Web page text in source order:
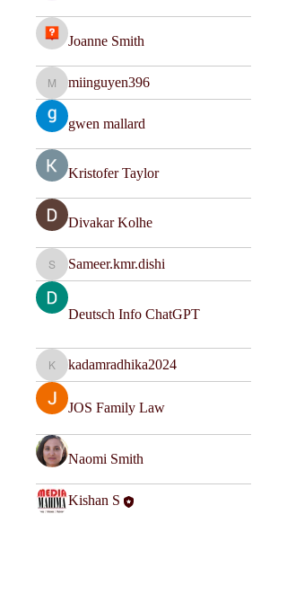
Joanne Smith
miinguyen396
miinguyen396
gwen mallard
Kristofer Taylor
Divakar Kolhe
Sameer.kmr.dishi
Sameer.kmr.dishi
Deutsch Info ChatGPT
kadamradhika2024
kadamradhika2024
JOS Family Law
Naomi Smith
Kishan S